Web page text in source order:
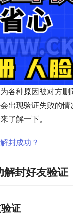
各种原因被对方
出现验证失败的
了解一下。
解封好友验证
证